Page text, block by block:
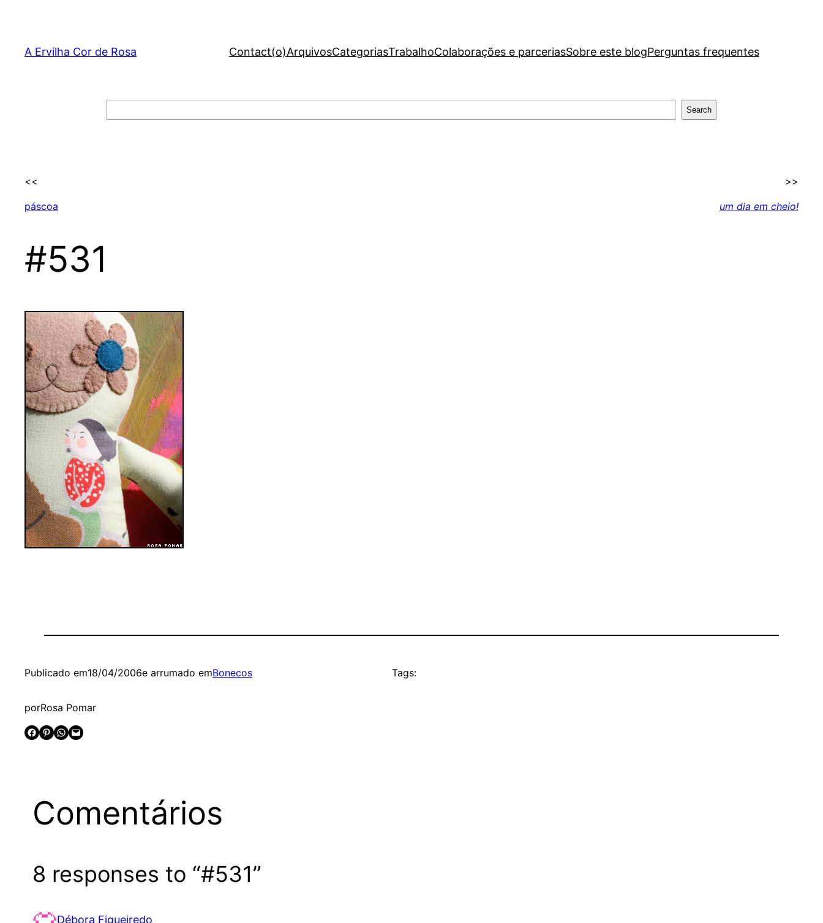
content
A Ervilha Cor de Rosa Contact(o)ArquivosCategoriasTrabalhoColaborações e parceriasSobre este blogPerguntas frequentes
Search
<<
páscoa
>>
um dia em cheio!
#531
Publicado em18/04/2006e arrumado emBonecos
porRosa Pomar
Share on Facebook
Share on Pinterest Share on WhatsApp Email this Page
Tags:
Comentários
8 responses to “#531”
Débora Figueiredo